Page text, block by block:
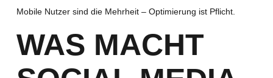
Mobile Nutzer sind die Mehrheit – Optimierung ist Pflicht.
WAS MACHT